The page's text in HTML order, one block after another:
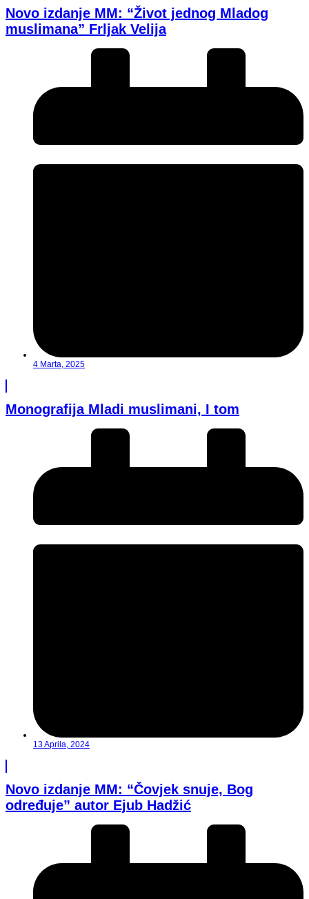
Novo izdanje MM: “Život jednog Mladog
muslimana” Frljak Velija
4 Marta, 2025
Monografija Mladi muslimani, I tom
13 Aprila, 2024
Novo izdanje MM: “Čovjek snuje, Bog
određuje” autor Ejub Hadžić